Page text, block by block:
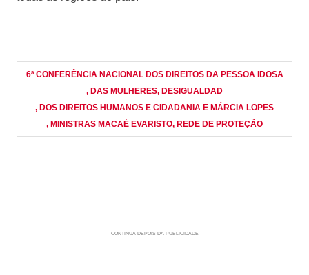
6ª CONFERÊNCIA NACIONAL DOS DIREITOS DA PESSOA IDOSA
, DAS MULHERES, DESIGUALDAD
, DOS DIREITOS HUMANOS E CIDADANIA E MÁRCIA LOPES
, MINISTRAS MACAÉ EVARISTO, REDE DE PROTEÇÃO